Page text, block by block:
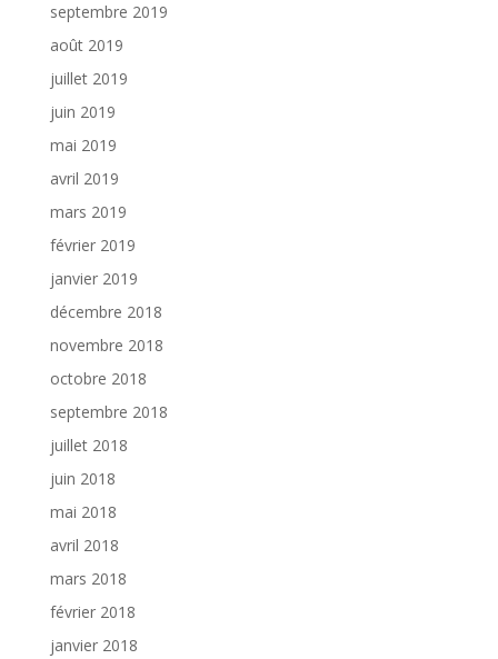
septembre 2019
août 2019
juillet 2019
juin 2019
mai 2019
avril 2019
mars 2019
février 2019
janvier 2019
décembre 2018
novembre 2018
octobre 2018
septembre 2018
juillet 2018
juin 2018
mai 2018
avril 2018
mars 2018
février 2018
janvier 2018